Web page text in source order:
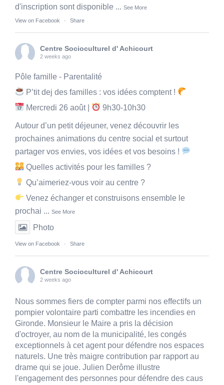
d'inscription sont disponible ... See More
View on Facebook · Share
Centre Socioculturel d' Achicourt
2 weeks ago
Pôle famille - Parentalité
P’tit dej des familles : vos idées comptent !
Mercredi 26 août |
9h30-10h30
Autour d’un petit déjeuner, venez découvrir les
prochaines animations du centre social et surtout
partager vos envies, vos idées et vos besoins !
Quelles activités pour les familles ?
Qu’aimeriez-vous voir au centre ?
Venez échanger et construisons ensemble le
prochai ... See More
Photo
View on Facebook · Share
Centre Socioculturel d' Achicourt
2 weeks ago
Nous sommes fiers de compter parmi nos effectifs un
pompier volontaire parti combattre les incendies en
Gironde. Monsieur le Maire a pris la décision
d'octroyer, au nom de la municipalité, les congés
exceptionnels à cet agent pour défendre nos espaces
naturels. Une très maigre contribution par rapport au
drame qui se joue. Julien Derôme illustre
l'engagement des personnes pour défendre des caus